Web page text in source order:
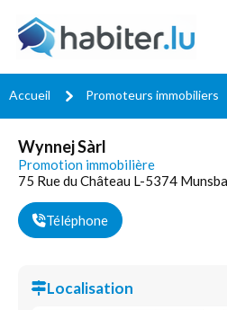
Accueil Promoteurs immobiliers
Wynnej Sàrl
Promotion immobilière
75 Rue du Château L-5374
Téléphone
Localisation